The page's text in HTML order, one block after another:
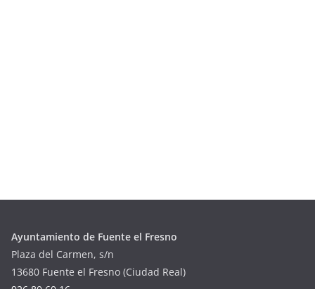
Ayuntamiento de Fuente el Fresno
Plaza del Carmen, s/n
13680 Fuente el Fresno (Ciudad Real)